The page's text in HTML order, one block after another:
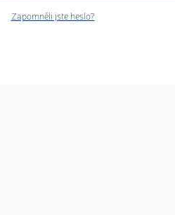
Zapomněli jste heslo?